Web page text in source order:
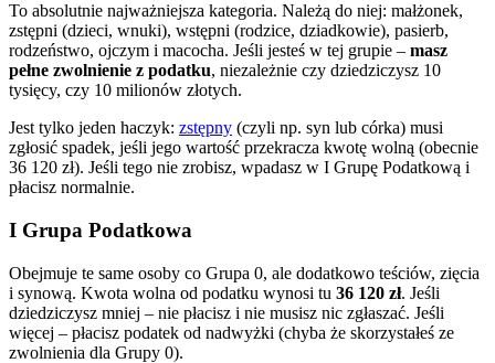
To absolutnie najważniejsza kategoria. Należą do niej: małżonek,
zstępni (dzieci, wnuki), wstępni (rodzice, dziadkowie), pasierb,
rodzeństwo, ojczym i macocha. Jeśli jesteś w tej grupie – masz
pełne zwolnienie z podatku, niezależnie czy dziedziczysz 10
tysięcy, czy 10 milionów złotych.
Jest tylko jeden haczyk: zstępny (czyli np. syn lub córka) musi
zgłosić spadek, jeśli jego wartość przekracza kwotę wolną (obecnie
36 120 zł). Jeśli tego nie zrobisz, wpadasz w I Grupę Podatkową i
płacisz normalnie.
I Grupa Podatkowa
Obejmuje te same osoby co Grupa 0, ale dodatkowo teściów, zięcia
i synową. Kwota wolna od podatku wynosi tu 36 120 zł. Jeśli
dziedziczysz mniej – nie płacisz i nie musisz nic zgłaszać. Jeśli
więcej – płacisz podatek od nadwyżki (chyba że skorzystałeś ze
zwolnienia dla Grupy 0).